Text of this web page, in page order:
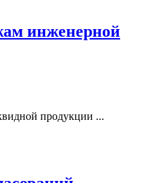
инженерной
продукции ...